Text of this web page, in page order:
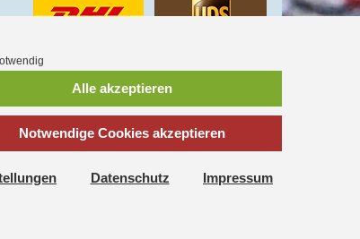
Vorauskasse
*inkl. MwSt., zzgl.Versandkosten
Alle akzeptieren
Notwendige Cookies akzeptieren
Datenschutz Impressum